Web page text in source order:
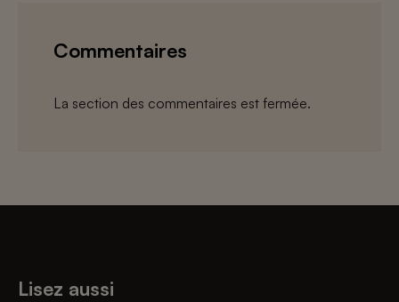
Commentaires
La section des commentaires est fermée.
Lisez aussi